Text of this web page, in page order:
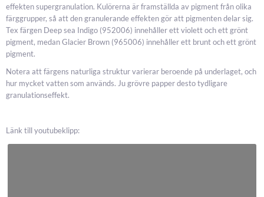
effekten supergranulation. Kulörerna är framställda av pigment från olika
färggrupper, så att den granulerande effekten gör att pigmenten delar sig.
Tex färgen Deep sea Indigo (952006) innehåller ett violett och ett grönt
pigment, medan Glacier Brown (965006) innehåller ett brunt och ett grönt
pigment.
Notera att färgens naturliga struktur varierar beroende på underlaget, och
hur mycket vatten som används. Ju grövre papper desto tydligare
granulationseffekt.
Länk till youtubeklipp: